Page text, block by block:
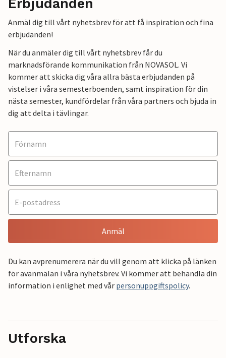
Erbjudanden
Anmäl dig till vårt nyhetsbrev för att få inspiration och fina
erbjudanden!
När du anmäler dig till vårt nyhetsbrev får du
marknadsförande kommunikation från NOVASOL. Vi
kommer att skicka dig våra allra bästa erbjudanden på
vistelser i våra semesterboenden, samt inspiration för din
nästa semester, kundfördelar från våra partners och bjuda in
dig att delta i tävlingar.
Anmäl
Du kan avprenumerera när du vill genom att klicka på länken
för avanmälan i våra nyhetsbrev. Vi kommer att behandla din
information i enlighet med vår personuppgiftspolicy.
Utforska